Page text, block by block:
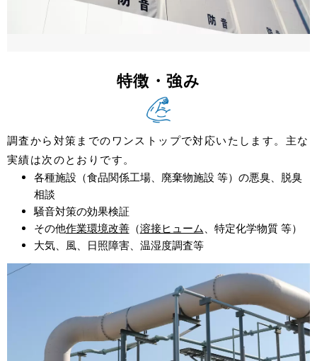
特徴・強み
調査から対策までのワンストップで対応いたします。主な
実績は次のとおりです。
各種施設（⾷品関係⼯場、廃棄物施設 等）の悪臭、脱臭
相談
騒⾳対策の効果検証
その他作業環境改善（溶接ヒューム、特定化学物質 等）
⼤気、⾵、⽇照障害、温湿度調査等